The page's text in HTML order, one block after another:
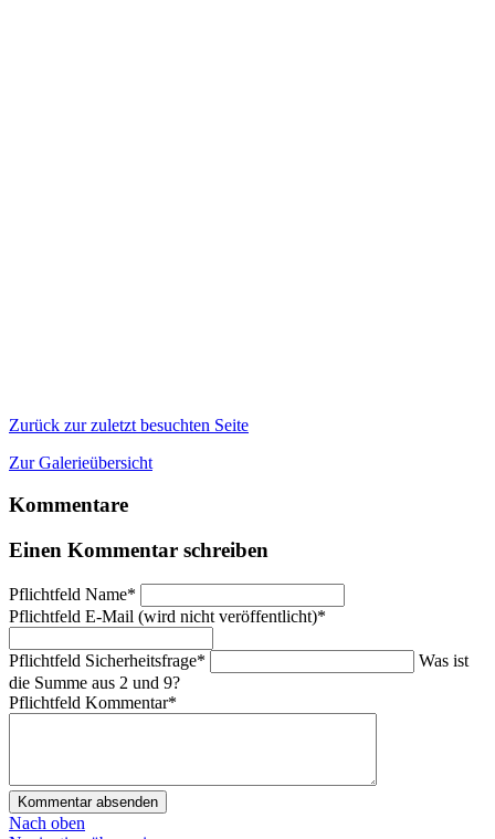
Zurück zur zuletzt besuchten Seite
Zur Galerieübersicht
Kommentare
Einen Kommentar schreiben
Pflichtfeld Name*
Pflichtfeld E-Mail (wird nicht veröffentlicht)*
Pflichtfeld Sicherheitsfrage*
Was ist
die Summe aus 2 und 9?
Pflichtfeld Kommentar*
Kommentar absenden
Nach oben